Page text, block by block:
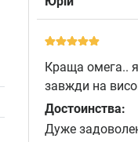
Краща омега..
завжди на
Достоинства:
Дуже